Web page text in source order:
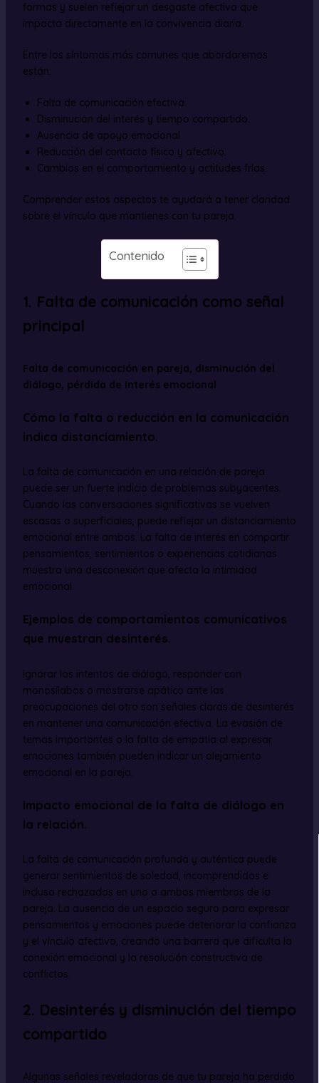
formas y suelen reflejar un desgaste afectivo que
impacta directamente en la convivencia diaria.
Entre los síntomas más comunes que abordaremos
están:
Falta de comunicación efectiva.
Disminución del interés y tiempo compartido.
Ausencia de apoyo emocional.
Reducción del contacto físico y afectivo.
Cambios en el comportamiento y actitudes frías.
Comprender estos aspectos te ayudará a tener claridad
sobre el vínculo que mantienes con tu pareja.
Contenido
1. Falta de comunicación como señal
principal
Falta de comunicación en pareja, disminución del
diálogo, pérdida de interés emocional
Cómo la falta o reducción en la comunicación
indica distanciamiento.
La falta de comunicación en una relación de pareja
puede ser un fuerte indicio de problemas subyacentes.
Cuando las conversaciones significativas se vuelven
escasas o superficiales, puede reflejar un distanciamiento
emocional entre ambos. La falta de interés en compartir
pensamientos, sentimientos o experiencias cotidianas
muestra una desconexión que afecta la intimidad
emocional.
Ejemplos de comportamientos comunicativos
que muestran desinterés.
Ignorar los intentos de diálogo, responder con
monosílabos o mostrarse apático ante las
preocupaciones del otro son señales claras de desinterés
en mantener una comunicación efectiva. La evasión de
temas importantes o la falta de empatía al expresar
emociones también pueden indicar un alejamiento
emocional en la pareja.
Impacto emocional de la falta de diálogo en
la relación.
La falta de comunicación profunda y auténtica puede
generar sentimientos de soledad, incomprendidos e
incluso rechazados en uno o ambos miembros de la
pareja. La ausencia de un espacio seguro para expresar
pensamientos y emociones puede deteriorar la confianza
y el vínculo afectivo, creando una barrera que dificulta la
conexión emocional y la resolución constructiva de
conflictos.
2. Desinterés y disminución del tiempo
compartido
Algunas señales reveladoras de que tu pareja ha perdido